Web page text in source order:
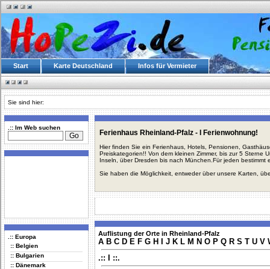
Start Karte Deutschland Infos für Vermieter
Sie sind hier:
.:: Im Web suchen
.:: Europa
:: Belgien
:: Bulgarien
:: Dänemark
Ferienhaus Rheinland-Pfalz - I Ferienwohnung!
Hier finden Sie ein Ferienhaus, Hotels, Pensionen,
Preiskategorien!! Von dem kleinen Zimmer, bis zur 5 Sterne
Inseln, über Dresden bis nach München.Für jeden bestimmt
Sie haben die Möglichkeit, entweder über unsere Karten,
Auflistung der Orte in Rheinland-Pfalz
A B C D E F G H J K L M N O P Q R S T U V
.:: I ::.